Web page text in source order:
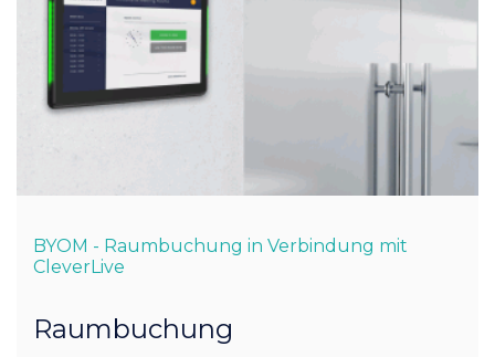
BYOM - Raumbuchung in Verbindung mit
CleverLive
Raumbuchung